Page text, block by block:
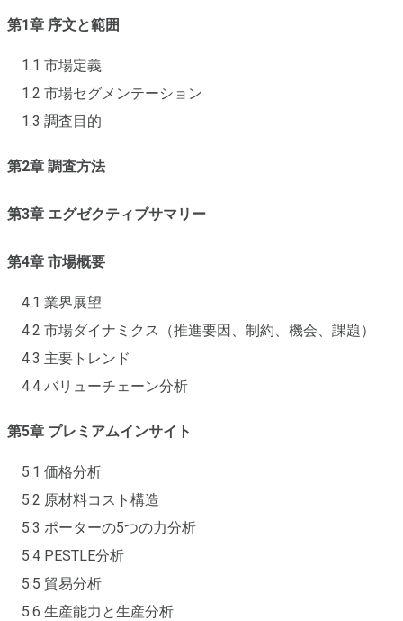
第1章 序文と範囲
1.1 市場定義
1.2 市場セグメンテーション
1.3 調査目的
第2章 調査方法
第3章 エグゼクティブサマリー
第4章 市場概要
4.1 業界展望
4.2 市場ダイナミクス（推進要因、制約、機会、課題）
4.3 主要トレンド
4.4 バリューチェーン分析
第5章 プレミアムインサイト
5.1 価格分析
5.2 原材料コスト構造
5.3 ポーターの5つの力分析
5.4 PESTLE分析
5.5 貿易分析
5.6 生産能力と生産分析